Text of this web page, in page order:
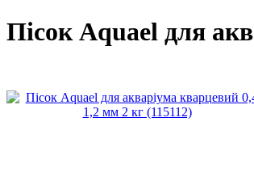
Пісок Aquael для